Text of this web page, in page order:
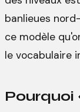
banlieues
ce modèle
le vocabulaire
Pourquoi